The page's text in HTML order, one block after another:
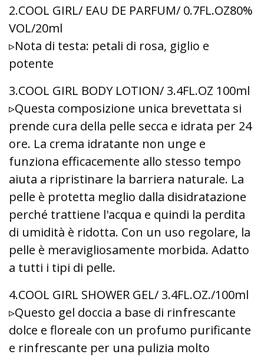
2.COOL GIRL/ EAU DE PARFUM/ 0.7FL.OZ80%
VOL/20ml
▹Nota di testa: petali di rosa, giglio e
potente
3.COOL GIRL BODY LOTION/ 3.4FL.OZ 100ml
▹Questa composizione unica brevettata si
prende cura della pelle secca e idrata per 24
ore. La crema idratante non unge e
funziona efficacemente allo stesso tempo
aiuta a ripristinare la barriera naturale. La
pelle è protetta meglio dalla disidratazione
perché trattiene l'acqua e quindi la perdita
di umidità è ridotta. Con un uso regolare, la
pelle è meravigliosamente morbida. Adatto
a tutti i tipi di pelle.
4.COOL GIRL SHOWER GEL/ 3.4FL.OZ./100ml
▹Questo gel doccia a base di rinfrescante
dolce e floreale con un profumo purificante
e rinfrescante per una pulizia molto